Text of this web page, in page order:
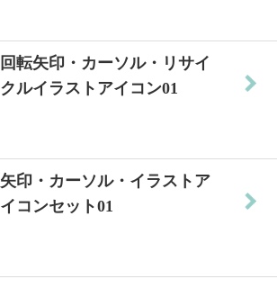
回転矢印・カーソル・リサイ
クルイラストアイコン01
矢印・カーソル・イラストア
イコンセット01